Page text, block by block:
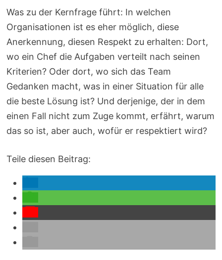
Was zu der Kernfrage führt: In welchen
Organisationen ist es eher möglich, diese
Anerkennung, diesen Respekt zu erhalten: Dort,
wo ein Chef die Aufgaben verteilt nach seinen
Kriterien? Oder dort, wo sich das Team
Gedanken macht, was in einer Situation für alle
die beste Lösung ist? Und derjenige, der in dem
einen Fall nicht zum Zuge kommt, erfährt, warum
das so ist, aber auch, wofür er respektiert wird?
Teile diesen Beitrag: